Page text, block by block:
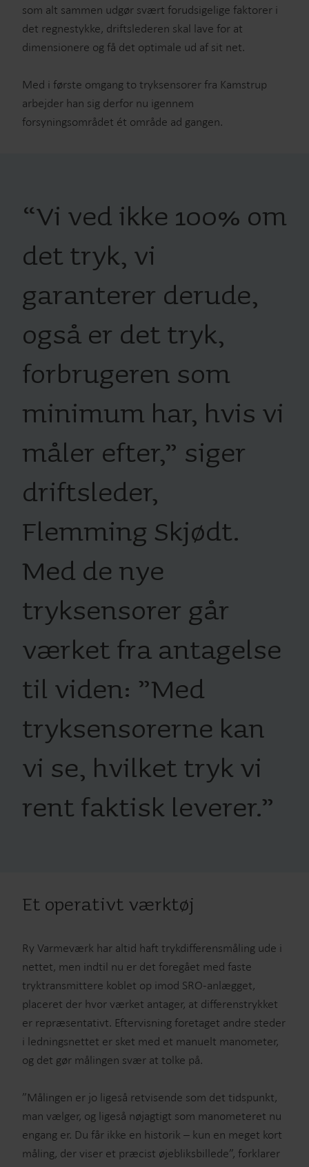
som alt sammen udgør svært forudsigelige faktorer i
det regnestykke, driftslederen skal lave for at
dimensionere og få det optimale ud af sit net.
Med i første omgang to tryksensorer fra Kamstrup
arbejder han sig derfor nu igennem
forsyningsområdet ét område ad gangen.
“Vi ved ikke 100% om
det tryk, vi
garanterer derude,
også er det tryk,
forbrugeren som
minimum har, hvis vi
måler efter,” siger
driftsleder,
Flemming Skjødt.
Med de nye
tryksensorer går
værket fra antagelse
til viden: ”Med
tryksensorerne kan
vi se, hvilket tryk vi
rent faktisk leverer.”
Et operativt værktøj
Ry Varmeværk har altid haft trykdifferensmåling ude i
nettet, men indtil nu er det foregået med faste
tryktransmittere koblet op imod SRO-anlægget,
placeret der hvor værket antager, at differenstrykket
er repræsentativt. Eftervisning foretaget andre steder
i ledningsnettet er sket med et manuelt manometer,
og det gør målingen svær at tolke på.
”Målingen er jo ligeså retvisende som det tidspunkt,
man vælger, og ligeså nøjagtigt som manometeret nu
engang er. Du får ikke en historik – kun en meget kort
måling, der viser et præcist øjebliksbillede”, forklarer